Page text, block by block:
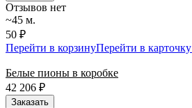
Отзывов нет
~45 м.
50 ₽
Перейти в корзинуПерейти в карточку
Белые пионы в коробке
42 206 ₽
Заказать